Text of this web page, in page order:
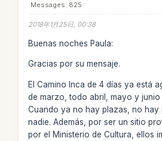
Messages: 825
2018年1月25日, 00:38
Buenas noches Paula:
Gracias por su mensaje.
El Camino Inca de 4 días ya está
de marzo, todo abril, mayo y
Cuando ya no hay plazas, no hay
nadie. Además, por ser un sitio
por el Ministerio de Cultura, ellos